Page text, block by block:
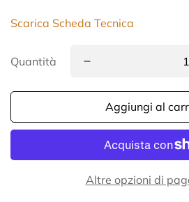
Scarica Scheda Tecnica
Quantità
Aggiungi al
Altre opzioni di